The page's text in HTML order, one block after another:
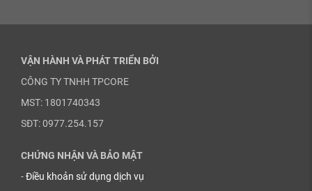
VẬN HÀNH VÀ PHÁT TRIỂN BỞI
CÔNG TY TNHH TPCORE
MST: 1801740343
SĐT: 0977.254.157
CHỨNG NHẬN VÀ BẢO MẬT
-Điều khoản sử dụng dịch vụ